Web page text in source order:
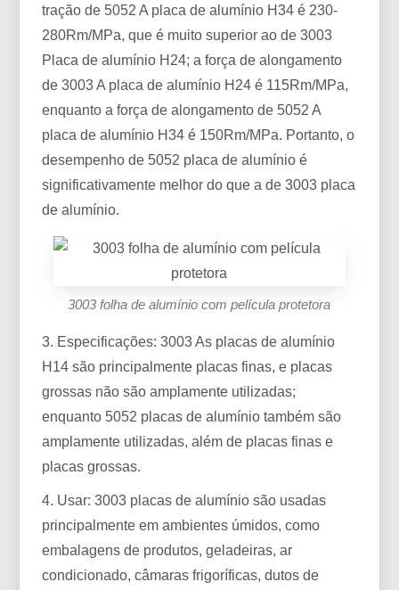
tração de 5052 A placa de alumínio H34 é 230-
280Rm/MPa, que é muito superior ao de 3003
Placa de alumínio H24; a força de alongamento
de 3003 A placa de alumínio H24 é 115Rm/MPa,
enquanto a força de alongamento de 5052 A
placa de alumínio H34 é 150Rm/MPa. Portanto, o
desempenho de 5052 placa de alumínio é
significativamente melhor do que a de 3003 placa
de alumínio. ​
3003 folha de alumínio com película protetora
3. Especificações: 3003 As placas de alumínio
H14 são principalmente placas finas, e placas
grossas não são amplamente utilizadas;
enquanto 5052 placas de alumínio também são
amplamente utilizadas, além de placas finas e
placas grossas. ​
4. Usar: 3003 placas de alumínio são usadas
principalmente em ambientes úmidos, como
embalagens de produtos, geladeiras, ar
condicionado, câmaras frigoríficas, dutos de